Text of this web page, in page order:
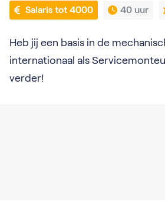
Salaris tot 4000 40 uur
Heb jij een basis in de
internationaal als
verder!